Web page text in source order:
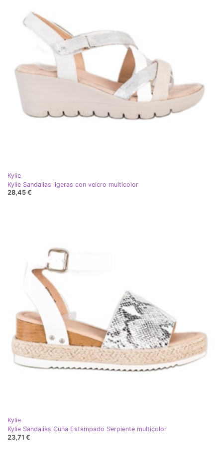
Kylie
Kylie Sandalias ligeras con velcro multicolor
28,45 €
Kylie
Kylie Sandalias Cuña Estampado Serpiente multicolor
23,71 €